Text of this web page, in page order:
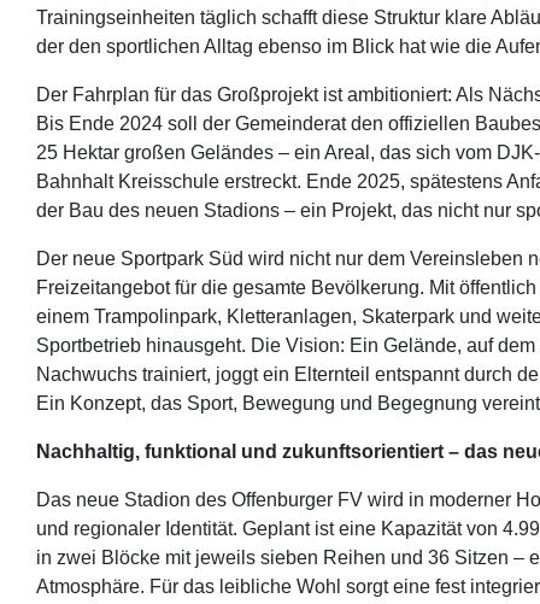
Trainingseinheiten täglich schafft diese Struktur klare
der den sportlichen Alltag ebenso im Blick hat wie die
Der Fahrplan für das Großprojekt ist ambitioniert: Als
Bis Ende 2024 soll der Gemeinderat den offiziellen
25 Hektar großen Geländes – ein Areal, das sich vom
Bahnhalt Kreisschule erstreckt. Ende 2025, spätestens
der Bau des neuen Stadions – ein Projekt, das nicht nur
Der neue Sportpark Süd wird nicht nur dem
Freizeitangebot für die gesamte Bevölkerung. Mit
einem Trampolinpark, Kletteranlagen, Skaterpark und
Sportbetrieb hinausgeht. Die Vision: Ein Gelände, auf
Nachwuchs trainiert, joggt ein Elternteil entspannt durch
Ein Konzept, das Sport, Bewegung und Begegnung
Nachhaltig, funktional und zukunftsorientiert – das
Das neue Stadion des Offenburger FV wird in moderner
und regionaler Identität. Geplant ist eine Kapazität von
in zwei Blöcke mit jeweils sieben Reihen und 36 Sitzen –
Atmosphäre. Für das leibliche Wohl sorgt eine fest